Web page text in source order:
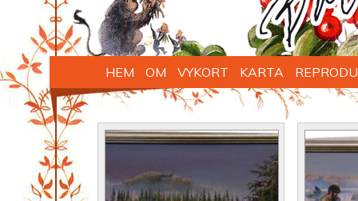
HEM OM VYKORT KARTA